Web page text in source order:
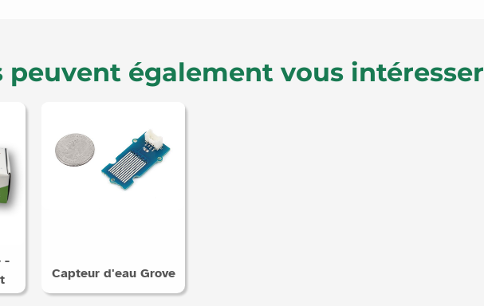
peuvent également vous intéresser
-
Capteur d'eau Grove